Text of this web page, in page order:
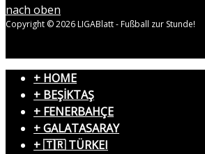
nach oben
Copyright © 2026 LIGABlatt - Fußball zur Stunde!
+ HOME
+ BEŞİKTAŞ
+ FENERBAHÇE
+ GALATASARAY
+ 🇹🇷 TÜRKEI